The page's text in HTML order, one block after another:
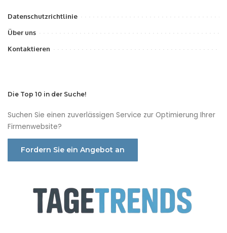
Datenschutzrichtlinie
Über uns
Kontaktieren
Die Top 10 in der Suche!
Suchen Sie einen zuverlässigen Service zur Optimierung Ihrer
Firmenwebsite?
Fordern Sie ein Angebot an